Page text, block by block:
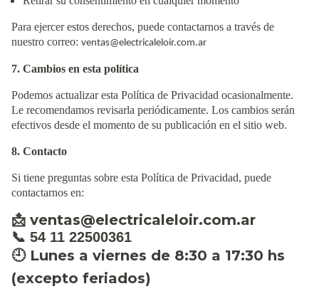
Para ejercer estos derechos, puede contactarnos a través de
nuestro correo: ventas@electricaleloir.com.ar
7. Cambios en esta política
Podemos actualizar esta Política de Privacidad ocasionalmente.
Le recomendamos revisarla periódicamente. Los cambios serán
efectivos desde el momento de su publicación en el sitio web.
8. Contacto
Si tiene preguntas sobre esta Política de Privacidad, puede
contactarnos en:
📩 ventas@electricaleloir.com.ar
📞 54 11 22500361
🕘Lunes a viernes de 8:30 a 17:30 hs
(excepto feriados)